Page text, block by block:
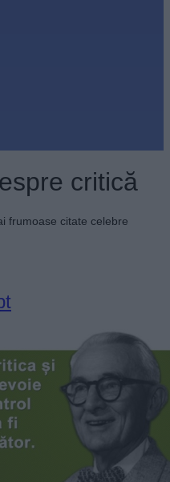
critică
frumoase citate celebre